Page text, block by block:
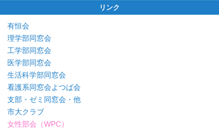
リンク
有恒会
理学部同窓会
工学部同窓会
医学部同窓会
生活科学部同窓会
看護系同窓会よつば会
支部・ゼミ同窓会・他
市大クラブ
女性部会（WPC）